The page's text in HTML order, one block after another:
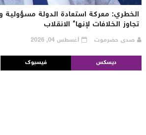
معركة استعادة الدولة مسؤولية
الخلافات لإنهاء الانقلاب
صدى حضرموت أغسطس 04, 2026
ديسكس فيسبوك